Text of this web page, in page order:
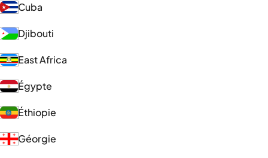
Cuba
Djibouti
East Africa
Égypte
Éthiopie
Géorgie